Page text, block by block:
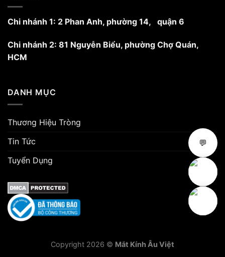
Chi nhánh 1: 2 Phan Anh, phường 14, quận 6
Chi nhánh 2: 81 Nguyễn Biểu, phường Chợ Quán,
HCM
DANH MỤC
Thương Hiệu Tròng
Tin Tức
Tuyển Dụng
Copyright 2026 © Mắt Kính Âu Việt
💬